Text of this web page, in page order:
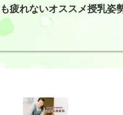
疲れないオススメ授乳姿